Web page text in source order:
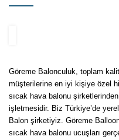
Göreme Balonculuk, toplam
müşterilerine en iyi kişiye özel
sıcak hava balonu
işletmesidir. Biz Türkiye’de
Balon şirketiyiz. Göreme
sıcak hava balonu ucuşları